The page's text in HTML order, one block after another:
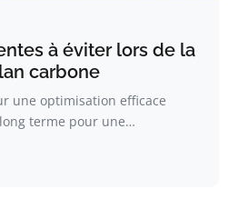
à éviter lors de la
carbone
une optimisation efficace
terme pour une…